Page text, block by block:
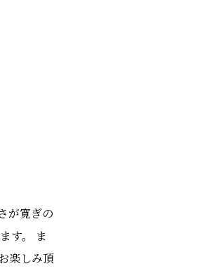
が寛ぎの
す。 ま
楽しみ頂